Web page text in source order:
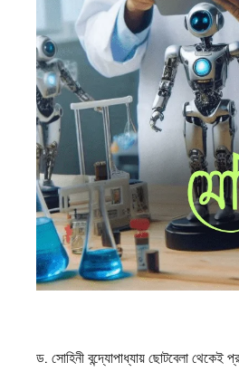
ড. সোহিনী বন্দ্যোপাধ্যায় ছোটবেলা থেকেই